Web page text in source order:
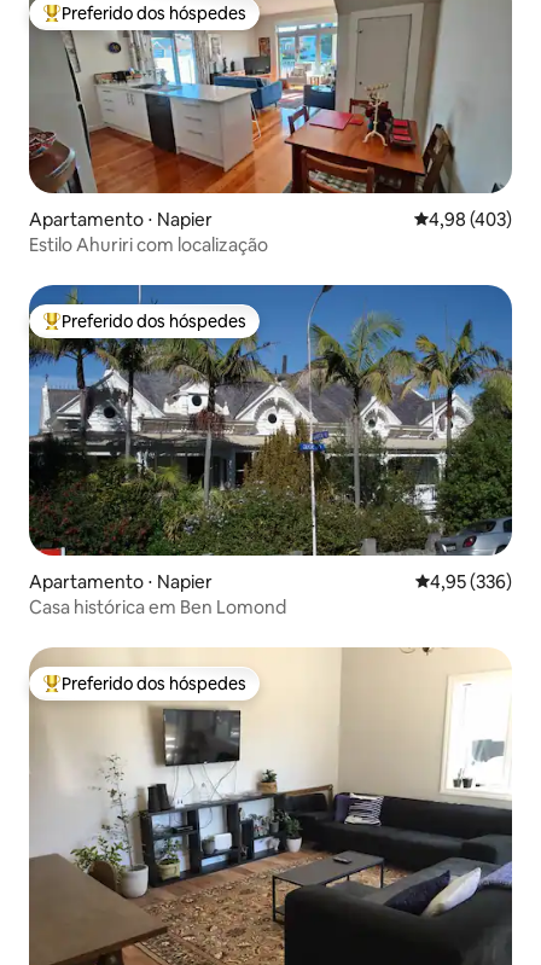
Entre os melhores preferidos dos hóspedes
Preferido dos hóspedes
Apartamento ⋅ Napier 4,98 de uma
4,98 (403)
Estilo Ahuriri com localização
Entre os melhores preferidos dos hóspedes
Preferido dos hóspedes
Apartamento ⋅ Napier 4,95 de uma
4,95 (336)
Casa histórica em Ben Lomond
Entre os melhores preferidos dos hóspedes
Preferido dos hóspedes